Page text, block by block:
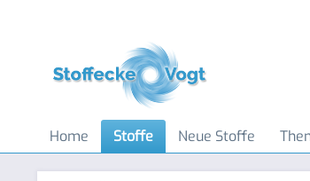
Home Stoffe Neue Stoffe